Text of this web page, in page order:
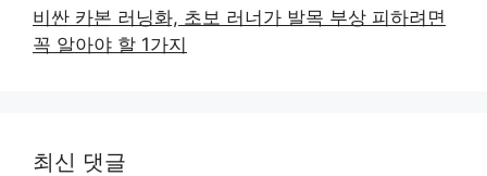
비싼 카본 러닝화, 초보 러너가 발목 부상 피하려면
꼭 알아야 할 1가지
최신 댓글